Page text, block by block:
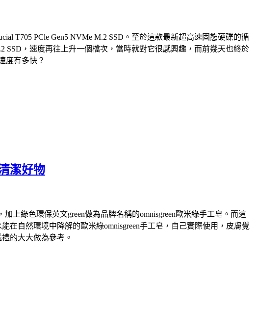
T705 PCle Gen5 NVMe M.2 SSD。至於這款最新超高速固態硬碟的循
SSD，速度再往上升一個檔次，當時就對它很感興趣，而前幾天也終於
度有多快？
潔好物
上綠色環保英文green做為品牌名稱的omnisgreen歐米綠手工皂。而這
自然環境中降解的歐米綠omnisgreen手工皂，自己實際使用，皮膚覺
的大大做為參考。